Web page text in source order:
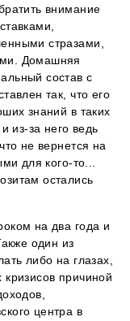
внимание
стразами,
Домашняя
состав с
так, что его
знаний в таких
из-за него ведь
не вернется на
для кого-то...
остались
на два года и
один из
либо на глазах,
причиной
центра в